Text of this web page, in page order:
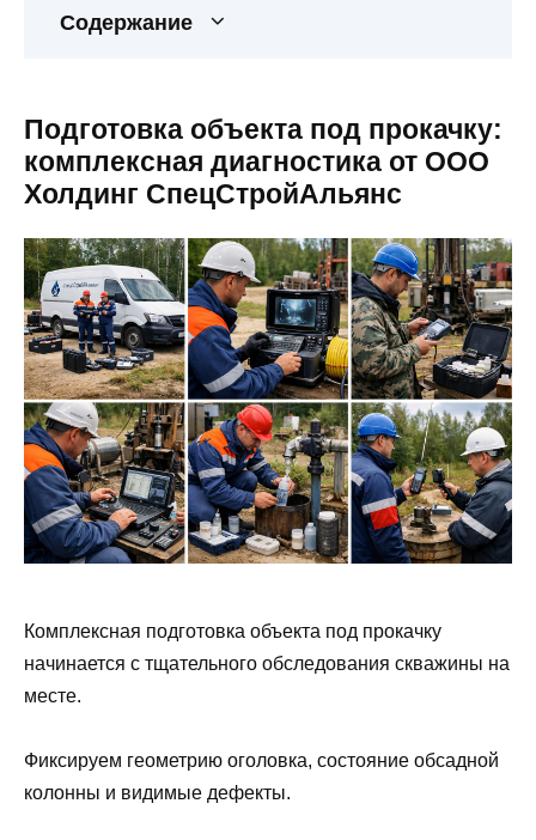
Содержание
Подготовка объекта под прокачку:
комплексная диагностика от ООО
Холдинг СпецСтройАльянс
Комплексная подготовка объекта под прокачку
начинается с тщательного обследования скважины на
месте.
Фиксируем геометрию оголовка, состояние обсадной
колонны и видимые дефекты.